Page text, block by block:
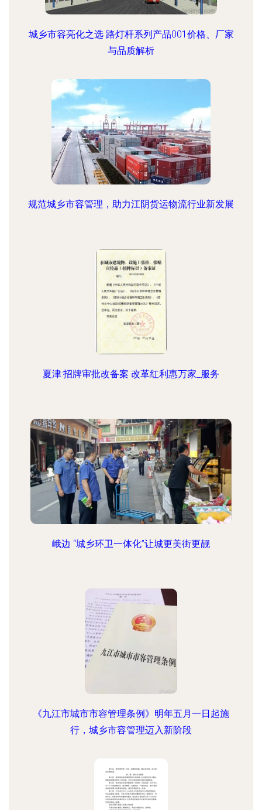
城乡市容亮化之选 路灯杆系列产品001价格、厂家
与品质解析
规范城乡市容管理，助力江阴货运物流行业新发展
夏津:招牌审批改备案 改革红利惠万家_服务
峨边 “城乡环卫一体化”让城更美街更靓
《九江市城市市容管理条例》明年五月一日起施
行，城乡市容管理迈入新阶段